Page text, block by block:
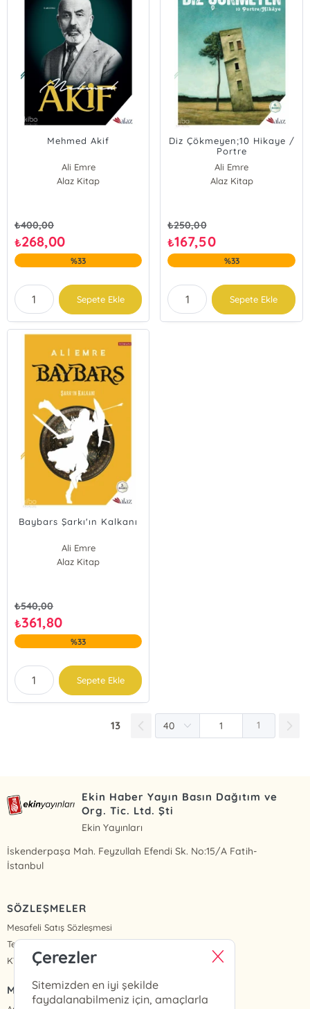
Mehmed Akif
Ali Emre
Alaz Kitap
₺400,00
₺268,00
%33
Sepete Ekle
Diz Çökmeyen;10 Hikaye /
Portre
Ali Emre
Alaz Kitap
₺250,00
₺167,50
%33
Sepete Ekle
Baybars Şarkı'ın Kalkanı
Ali Emre
Alaz Kitap
₺540,00
₺361,80
%33
Sepete Ekle
13 1
Ekin Haber Yayın Basın Dağıtım ve
Org. Tic. Ltd. Şti
Ekin Yayınları
İskenderpaşa Mah. Feyzullah Efendi Sk. No:15/A Fatih-
İstanbul
SÖZLEŞMELER
Mesafeli Satış Sözleşmesi
Teslimat ve İade
KVKK Politikası ve Aydınlatma Metinleri
MENÜ
Çerezler
Sitemizden en iyi şekilde
faydalanabilmeniz için, amaçlarla